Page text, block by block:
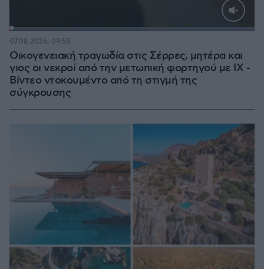
Loaded:
Οικογενειακή τραγωδία στις Σέρρες, μητέρα και
γιος οι νεκροί από την μετωπική φορτηγού με ΙΧ -
Βίντεο ντοκουμέντο από τη στιγμή της
σύγκρουσης
07.08.2026, 09:58